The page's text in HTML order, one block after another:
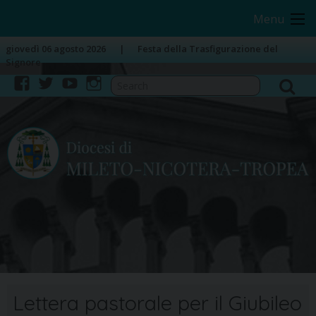
content
Menu
giovedì 06 agosto 2026
Festa della Trasfigurazione del
Signore
facebook
twitteryoutubeinstagram
Lettera pastorale per il Giubileo